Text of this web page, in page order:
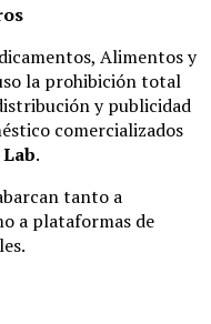
Alimentos y
la prohibición total
y publicidad
comercializados
.
tanto a
a plataformas de